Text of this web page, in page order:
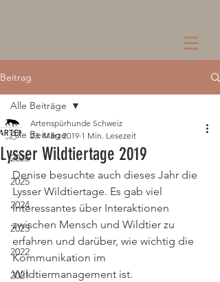
Beitrag
Alle Beiträge
2026
2025
2024
2023
2022
2021
Alle Beiträge
Lysser Wildtiertage 2019
Artenspürhunde Schweiz
23. März 2019 1 Min. Lesezeit
Denise besuchte auch dieses Jahr die
Lysser Wildtiertage. Es gab viel
Interessantes über Interaktionen
zwischen Mensch und Wildtier zu
erfahren und darüber, wie wichtig die
Kommunikation im
Wildtiermanagement ist.